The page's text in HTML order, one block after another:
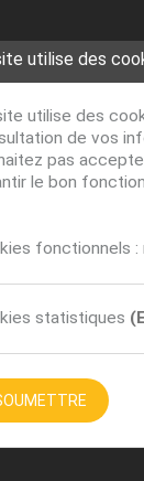
utilise des
utilise des
de vos
pas
le bon
fonctionnels
statistiques